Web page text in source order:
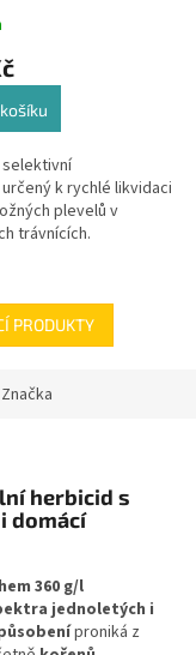
selektivní
k rychlé likvidaci
plevelů v
trávnících.
PRODUKTY
Značka
herbicid s
domácí
360 g/l
jednoletých i
proniká z